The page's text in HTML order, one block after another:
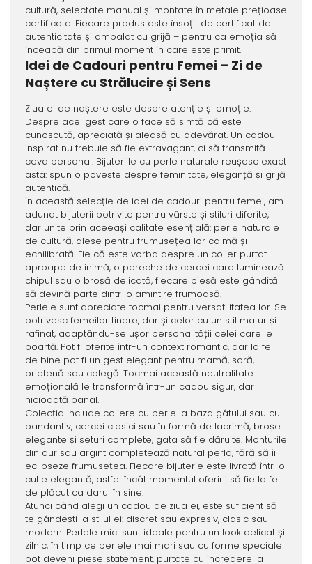
cultură, selectate manual și montate în metale prețioase
certificate. Fiecare produs este însoțit de certificat de
autenticitate și ambalat cu grijă – pentru ca emoția să
înceapă din primul moment în care este primit.
Idei de Cadouri pentru Femei – Zi de
Naștere cu Strălucire și Sens
Ziua ei de naștere este despre atenție și emoție.
Despre acel gest care o face să simtă că este
cunoscută, apreciată și aleasă cu adevărat. Un cadou
inspirat nu trebuie să fie extravagant, ci să transmită
ceva personal. Bijuteriile cu perle naturale reușesc exact
asta: spun o poveste despre feminitate, eleganță și grijă
autentică.
În această selecție de idei de cadouri pentru femei, am
adunat bijuterii potrivite pentru vârste și stiluri diferite,
dar unite prin aceeași calitate esențială: perle naturale
de cultură, alese pentru frumusețea lor calmă și
echilibrată. Fie că este vorba despre un colier purtat
aproape de inimă, o pereche de cercei care luminează
chipul sau o broșă delicată, fiecare piesă este gândită
să devină parte dintr-o amintire frumoasă.
Perlele sunt apreciate tocmai pentru versatilitatea lor. Se
potrivesc femeilor tinere, dar și celor cu un stil matur și
rafinat, adaptându-se ușor personalității celei care le
poartă. Pot fi oferite într-un context romantic, dar la fel
de bine pot fi un gest elegant pentru mamă, soră,
prietenă sau colegă. Tocmai această neutralitate
emoțională le transformă într-un cadou sigur, dar
niciodată banal.
Colecția include coliere cu perle la baza gâtului sau cu
pandantiv, cercei clasici sau în formă de lacrimă, broșe
elegante și seturi complete, gata să fie dăruite. Monturile
din aur sau argint completează natural perla, fără să îi
eclipseze frumusețea. Fiecare bijuterie este livrată într-o
cutie elegantă, astfel încât momentul oferirii să fie la fel
de plăcut ca darul în sine.
Atunci când alegi un cadou de ziua ei, este suficient să
te gândești la stilul ei: discret sau expresiv, clasic sau
modern. Perlele mici sunt ideale pentru un look delicat și
zilnic, în timp ce perlele mai mari sau cu forme speciale
pot deveni piese statement, purtate cu încredere la